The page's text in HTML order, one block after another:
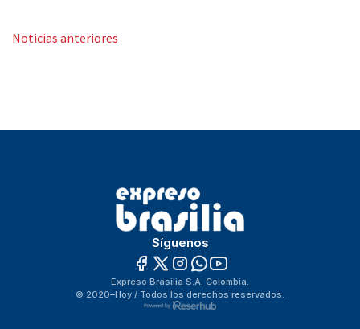
Síguenos
Expreso Brasilia S.A. Colombia.
© 2020–Hoy / Todos los derechos reservados.